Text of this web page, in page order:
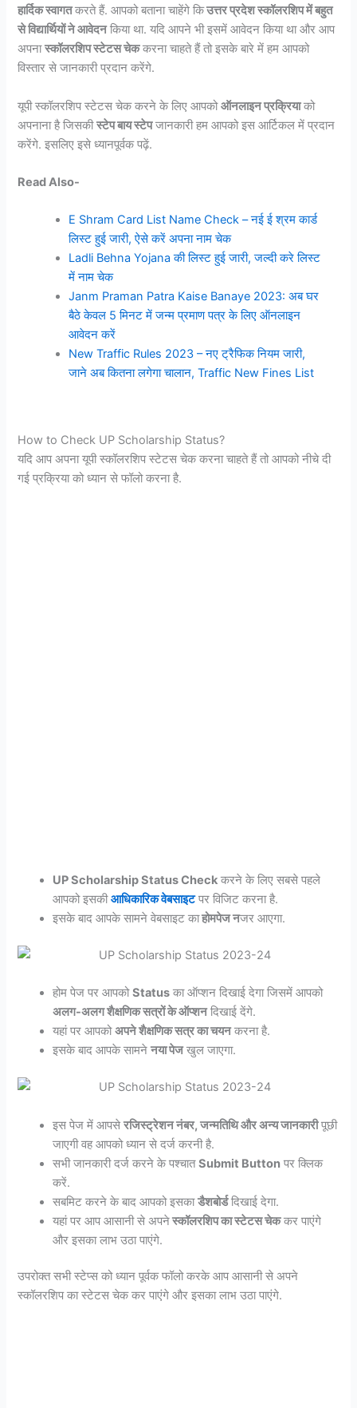
हार्दिक स्वागतकरते हैं. आपको बताना चाहेंगे किउत्तर प्रदेश स्कॉलरशिप में बहुत
से विद्यार्थियों ने आवेदनकिया था. यदि आपने भी इसमें आवेदन किया था और आप
अपनास्कॉलरशिप स्टेटस चेककरना चाहते हैं तो इसके बारे में हम आपको
विस्तार से जानकारी प्रदान करेंगे.
यूपी स्कॉलरशिप स्टेटस चेक करने के लिए आपकोऑनलाइन प्रक्रियाको
अपनाना है जिसकीस्टेप बाय स्टेपजानकारी हम आपको इस आर्टिकल में प्रदान
करेंगे. इसलिए इसे ध्यानपूर्वक पढ़ें.
Read Also-
E Shram Card List Name Check – नई ई श्रम कार्ड
लिस्ट हुई जारी, ऐसे करें अपना नाम चेक
Ladli Behna Yojana की लिस्ट हुई जारी, जल्दी करे लिस्ट
में नाम चेक
Janm Praman Patra Kaise Banaye 2023: अब घर
बैठे केवल 5 मिनट में जन्म प्रमाण पत्र के लिए ऑनलाइन
आवेदन करें
New Traffic Rules 2023 – नए ट्रैफिक नियम जारी,
जाने अब कितना लगेगा चालान, Traffic New Fines List
How to Check UP Scholarship Status?
यदि आप अपना यूपी स्कॉलरशिप स्टेटस चेक करना चाहते हैं तो आपको नीचे दी
गई प्रक्रिया को ध्यान से फॉलो करना है.
UP Scholarship Status Check करने के लिए सबसे पहले
आपको इसकीआधिकारिक वेबसाइटपर विजिट करना है.
इसके बाद आपके सामने वेबसाइट काहोमपेज नजर आएगा.
होम पेज पर आपकोStatus का ऑप्शन दिखाई देगा जिसमें आपको
अलग-अलग शैक्षणिक सत्रों के ऑप्शनदिखाई देंगे.
यहां पर आपकोअपने शैक्षणिक सत्र का चयनकरना है.
इसके बाद आपके सामनेनया पेजखुल जाएगा.
इस पेज में आपसेरजिस्ट्रेशन नंबर, जन्मतिथि और अन्य जानकारीपूछी
जाएगी वह आपको ध्यान से दर्ज करनी है.
सभी जानकारी दर्ज करने के पश्चातSubmit Button पर क्लिक
करें.
सबमिट करने के बाद आपको इसकाडैशबोर्डदिखाई देगा.
यहां पर आप आसानी से अपनेस्कॉलरशिप का स्टेटस चेककर पाएंगे
और इसका लाभ उठा पाएंगे.
उपरोक्त सभी स्टेप्स को ध्यान पूर्वक फॉलो करके आप आसानी से अपने
स्कॉलरशिप का स्टेटस चेक कर पाएंगे और इसका लाभ उठा पाएंगे.